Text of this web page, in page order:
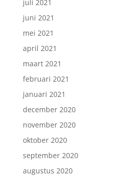
juli 2021
juni 2021
mei 2021
april 2021
maart 2021
februari 2021
januari 2021
december 2020
november 2020
oktober 2020
september 2020
augustus 2020